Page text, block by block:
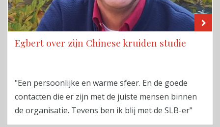
Egbert over zijn Chinese kruiden studie
"Een persoonlijke en warme sfeer. En de goede
contacten die er zijn met de juiste mensen binnen
de organisatie. Tevens ben ik blij met de SLB-er"